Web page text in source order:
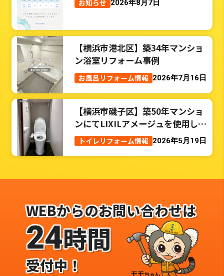
お知らせ 2026年8月7日
【横浜市港北区】築34年マンショ
ン浴室リフォーム事例
お風呂リフォーム情報 2026年7月16日
【横浜市磯子区】築50年マンショ
ンにてLIXILアメージュを使用した
トイレリフォーム事例
トイレリフォーム情報 2026年5月19日
WEBからのお問い合わせは
24時間
受付中！